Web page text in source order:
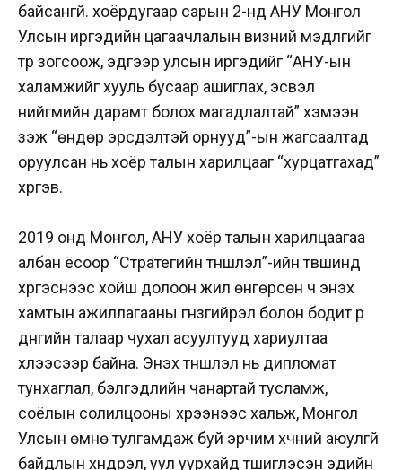
байсангүй. хоёрдугаар сарын 2-нд АНУ Монгол
Улсын иргэдийн цагаачлалын визний мэдүүлгийг
түр зогсоож, эдгээр улсын иргэдийг “АНУ-ын
халамжийг хууль бусаар ашиглах, эсвэл
нийгмийн дарамт болох магадлалтай” хэмээн
үзэж “өндөр эрсдэлтэй орнууд”-ын жагсаалтад
оруулсан нь хоёр талын харилцааг “хурцатгахад”
хүргэв.
2019 онд Монгол, АНУ хоёр талын харилцаагаа
албан ёсоор “Стратегийн түншлэл”-ийн түвшинд
хүргэснээс хойш долоон жил өнгөрсөн ч энэхүү
хамтын ажиллагааны гүнзгийрэл болон бодит үр
дүнгийн талаар чухал асуултууд хариултаа
хүлээсээр байна. Энэхүү түншлэл нь дипломат
тунхаглал, бэлгэдлийн чанартай тусламж,
соёлын солилцооны хүрээнээс хальж, Монгол
Улсын өмнө тулгамдаж буй эрчим хүчний аюулгүй
байдлын хүндрэл, уул уурхайд түшиглэсэн эдийн